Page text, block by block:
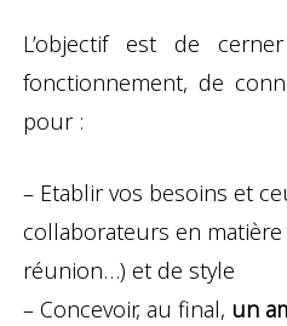
L’objectif est de
fonctionnement, de
pour :
– Etablir vos besoins et
collaborateurs en matière
réunion…) et de style
– Concevoir, au final, un